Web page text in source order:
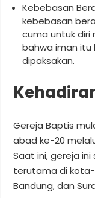
Kebebasan
kebebasan
cuma untuk diri
bahwa iman itu
dipaksakan.
Gereja Baptis
abad ke-20
Saat ini, gereja
terutama di
Bandung, dan